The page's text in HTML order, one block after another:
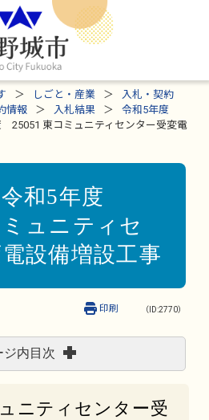
しごと・産業
入札・契約
情報
入札結果
令和5年度
25051 東コミュニティセンター受変電
令和5年度
ュニティセ
設備増設工事
（ID:2770）
印刷
ジ内目次
ニティセンター受